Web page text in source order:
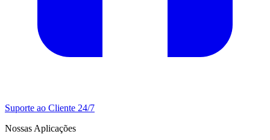
Suporte ao Cliente 24/7
Nossas Aplicações